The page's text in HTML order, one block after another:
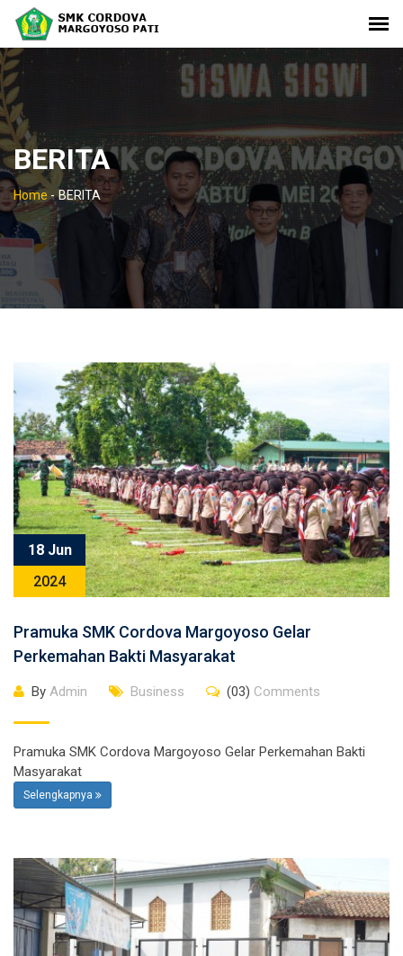
BERITA
Home - BERITA
18 Jun
2024
Pramuka SMK Cordova Margoyoso Gelar
Perkemahan Bakti Masyarakat
By Admin Business (03) Comments
Pramuka SMK Cordova Margoyoso Gelar Perkemahan Bakti
Masyarakat
Selengkapnya